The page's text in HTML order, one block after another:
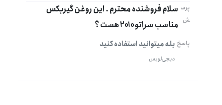
پرس
ش
سلام فروشنده محترم . این روغن گیربکس
مناسب سراتو ۲۰۱۰ هست ؟
پاسخ بله میتوانید استفاده کنید
دیجی‌لوبس